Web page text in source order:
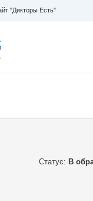
"Дикторы Есть"
Статус: В